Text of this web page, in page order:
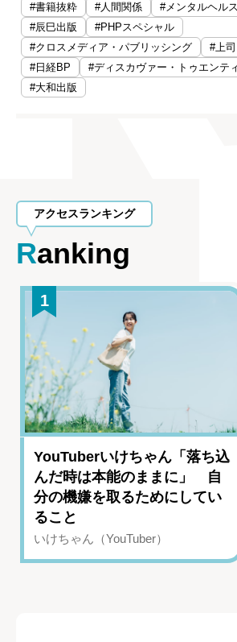
#書籍抜粋 #人間関係
#メンタルヘルス
#辰巳出版
#PHPスペシャル
#クロスメディア・パブリッシング
#上
#日経BP
#ディスカヴァー・トゥエンテ
#大和出版
アクセスランキング
Ranking
1
YouTuberいけちゃん「落ち込
んだ時は本能のままに」 自
分の機嫌を取るためにしてい
ること
いけちゃん（YouTuber）